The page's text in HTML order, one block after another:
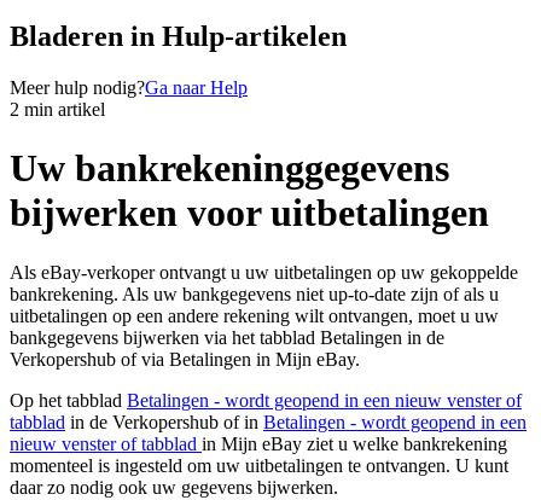
Bladeren in Hulp-artikelen
Meer hulp nodig?Ga naar Help
2 min artikel
Uw bankrekeninggegevens
bijwerken voor uitbetalingen
Als eBay-verkoper ontvangt u uw uitbetalingen op uw gekoppelde
bankrekening. Als uw bankgegevens niet up-to-date zijn of als u
uitbetalingen op een andere rekening wilt ontvangen, moet u uw
bankgegevens bijwerken via het tabblad Betalingen in de
Verkopershub of via Betalingen in Mijn eBay.
Op het tabblad Betalingen - wordt geopend in een nieuw venster of
tabblad in de Verkopershub of in Betalingen - wordt geopend in een
nieuw venster of tabblad in Mijn eBay ziet u welke bankrekening
momenteel is ingesteld om uw uitbetalingen te ontvangen. U kunt
daar zo nodig ook uw gegevens bijwerken.